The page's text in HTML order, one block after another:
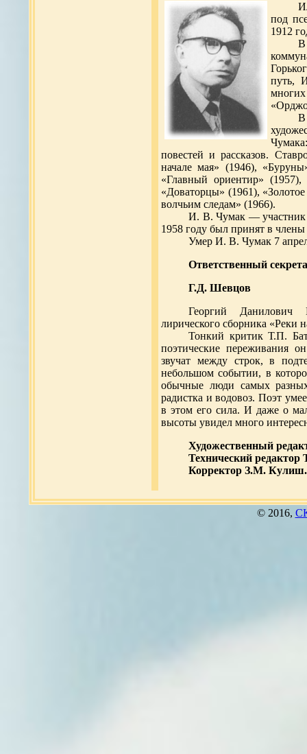
под
1912
В
путь,
В
повестей и рассказов.
начале мая» (1946),
«Главный ориентир»
«Доваторцы» (1961),
волчьим следам» (1966).
И. В. Чумак — участник
1958 году был принят в
Умер И. В. Чумак 7
Ответственный
Г.Д. Шевцов
Георгий Данилович
лирического сборника «Реки
Тонкий критик Т.П.
поэтические переживания
звучат между строк, в
небольшом событии, в
обычные люди самых
радистка и водовоз. Поэт
в этом его сила. И даже о
высоты увидел много
Художественный
Технический редактор
Корректор З.М. Кулиш.
© 2016,